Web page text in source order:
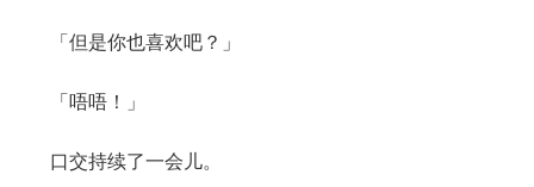
「但是你也喜欢吧？」
「唔唔！」
口交持续了一会儿。